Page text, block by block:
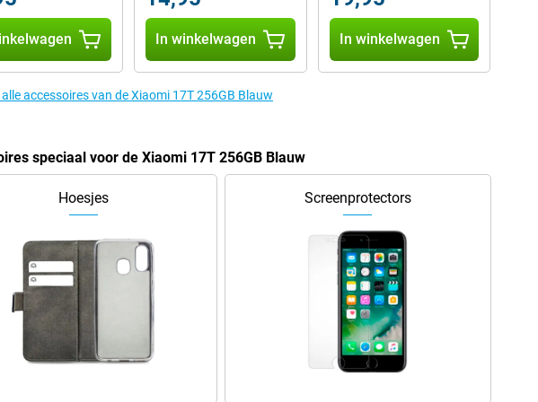
In winkelwagen In winkelwagen
accessoires van de Xiaomi 17T 256GB Blauw
speciaal voor de Xiaomi 17T 256GB Blauw
Hoesjes Screenprotectors